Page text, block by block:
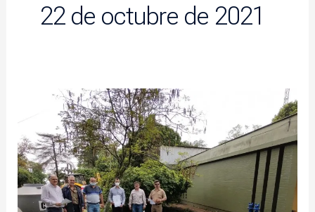
22 de octubre de 2021
Adquisición
materiales
para
la
extensión